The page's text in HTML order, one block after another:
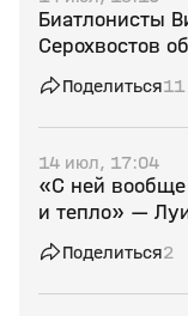
Биатлонисты
Серохвостов
Поделиться11
14 июл, 17:04
«С ней вообще
и тепло» —
Поделиться2